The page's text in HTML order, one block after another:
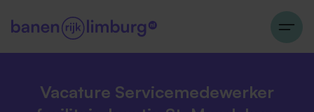
Vacature Servicemedewerker